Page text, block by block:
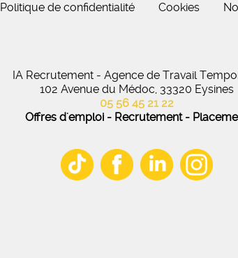
Politique de confidentialité Cookies
IA Recrutement - Agence de Travail
102 Avenue du Médoc, 33320 Eysines
05 56 45 21 22
Offres d'emploi - Recrutement -